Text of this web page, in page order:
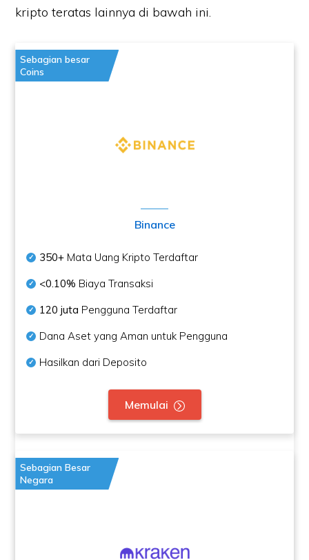
kripto teratas lainnya di bawah ini.
Sebagian besar
Coins
Binance
350+ Mata Uang Kripto Terdaftar
<0.10% Biaya Transaksi
120 juta Pengguna Terdaftar
Dana Aset yang Aman untuk Pengguna
Hasilkan dari Deposito
Memulai
Sebagian Besar
Negara